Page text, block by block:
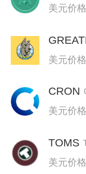
美元价
美元价
CRON
美元价
TOMS
美元价